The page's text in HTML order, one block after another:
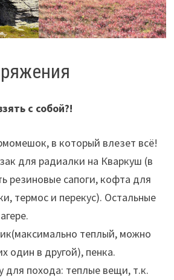
с собой?!
в который влезет всё!
для радиалки на Кваркуш (в
резиновые сапоги, кофта для
термос и перекус). Остальные
теплый, можно
один в другой), пенка.
похода: теплые вещи, т.к.